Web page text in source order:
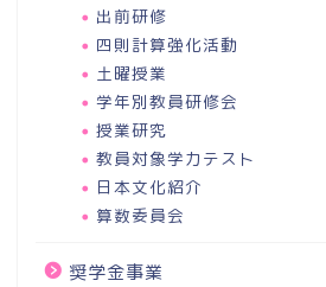
出前研修
四則計算強化活動
土曜授業
学年別教員研修会
授業研究
教員対象学力テスト
日本文化紹介
算数委員会
奨学金事業